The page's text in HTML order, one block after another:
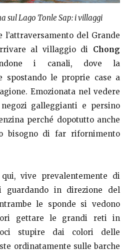
sul Lago Tonle Sap: i villaggi
l’attraversamento del Grande
al villaggio di Chong
i canali, dove la
spostando le proprie case a
Emozionata nel vedere
galleggianti e persino
perché dopotutto anche
bisogno di far rifornimento
vive prevalentemente di
guardando in direzione del
le sponde si vedono
gettare le grandi reti in
stupire dai colori delle
ordinatamente sulle barche